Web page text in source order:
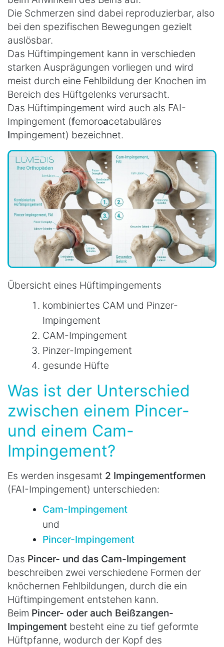
Die Schmerzen sind dabei reproduzierbar, also
bei den spezifischen Bewegungen gezielt
auslösbar.
Das Hüftimpingement kann in verschieden
starken Ausprägungen vorliegen und wird
meist durch eine Fehlbildung der Knochen im
Bereich des Hüftgelenks verursacht.
Das Hüftimpingement wird auch als FAI-
Impingement (femoroacetabuläres
Impingement) bezeichnet.
Übersicht eines Hüftimpingements
kombiniertes CAM und Pinzer-
Impingement
CAM-Impingement
Pinzer-Impingement
gesunde Hüfte
Was ist der Unterschied
zwischen einem Pincer-
und einem Cam-
Impingement?
Es werden insgesamt 2 Impingementformen
(FAI-Impingement) unterschieden:
Cam-Impingement
und
Pincer-Impingement
Das Pincer- und das Cam-Impingement
beschreiben zwei verschiedene Formen der
knöchernen Fehlbildungen, durch die ein
Hüftimpingement entstehen kann.
Beim Pincer- oder auch Beißzangen-
Impingement besteht eine zu tief geformte
Hüftpfanne, wodurch der Kopf des